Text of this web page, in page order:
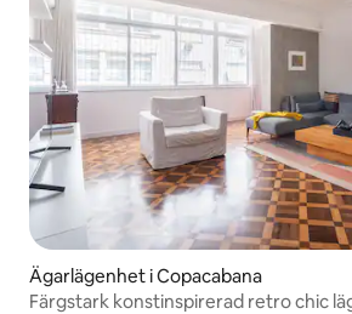
Ägarlägenhet i Copacabana
Färgstark konstinspirerad retro chic